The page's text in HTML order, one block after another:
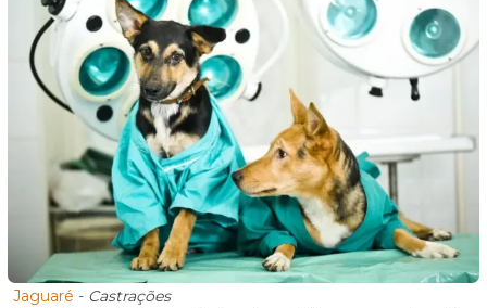
Jaguaré - Castrações